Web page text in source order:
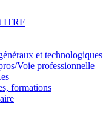
ITRF
et technologiques
Voie professionnelle
formations